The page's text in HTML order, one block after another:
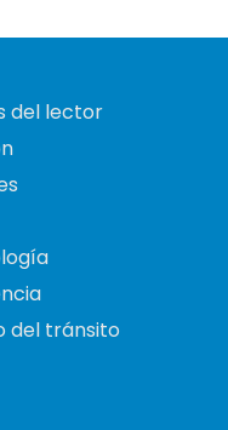
del lector
del tránsito